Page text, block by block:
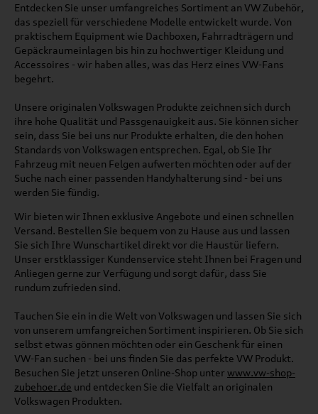
Entdecken Sie unser umfangreiches Sortiment an VW Zubehör,
das speziell für verschiedene Modelle entwickelt wurde. Von
praktischem Equipment wie Dachboxen, Fahrradträgern und
Gepäckraumeinlagen bis hin zu hochwertiger Kleidung und
Accessoires - wir haben alles, was das Herz eines VW-Fans
begehrt.
Unsere originalen Volkswagen Produkte zeichnen sich durch
ihre hohe Qualität und Passgenauigkeit aus. Sie können sicher
sein, dass Sie bei uns nur Produkte erhalten, die den hohen
Standards von Volkswagen entsprechen. Egal, ob Sie Ihr
Fahrzeug mit neuen Felgen aufwerten möchten oder auf der
Suche nach einer passenden Handyhalterung sind - bei uns
werden Sie fündig.
Wir bieten wir Ihnen exklusive Angebote und einen schnellen
Versand. Bestellen Sie bequem von zu Hause aus und lassen
Sie sich Ihre Wunschartikel direkt vor die Haustür liefern.
Unser erstklassiger Kundenservice steht Ihnen bei Fragen und
Anliegen gerne zur Verfügung und sorgt dafür, dass Sie
rundum zufrieden sind.
Tauchen Sie ein in die Welt von Volkswagen und lassen Sie sich
von unserem umfangreichen Sortiment inspirieren. Ob Sie sich
selbst etwas gönnen möchten oder ein Geschenk für einen
VW-Fan suchen - bei uns finden Sie das perfekte VW Produkt.
Besuchen Sie jetzt unseren Online-Shop unter www.vw-shop-
zubehoer.de und entdecken Sie die Vielfalt an originalen
Volkswagen Produkten.